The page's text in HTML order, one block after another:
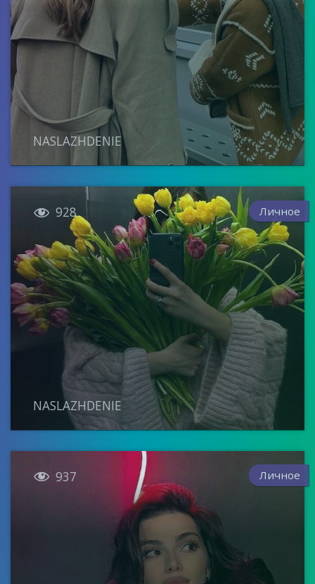
NASLAZHDENIE
 928 Личное
NASLAZHDENIE
 937 Личное